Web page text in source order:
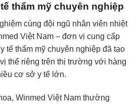
thẩm mỹ chuyên nghiệp
cùng đội ngũ nhân viên nhiệt
Việt Nam – đơn vị cung cấp
tế thẩm mỹ chuyên nghiệp đã tạo
thế riêng trên thị trường với hàng
cơ sở y tế lớn.
Winmed Việt Nam thường